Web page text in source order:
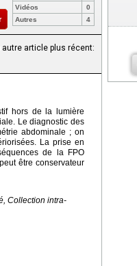
Vidéos
0
Autres
4
article plus récent:
hors de la lumière
Le diagnostic des
abdominale ; on
La prise en
de la FPO
être conservateur
Collection intra-